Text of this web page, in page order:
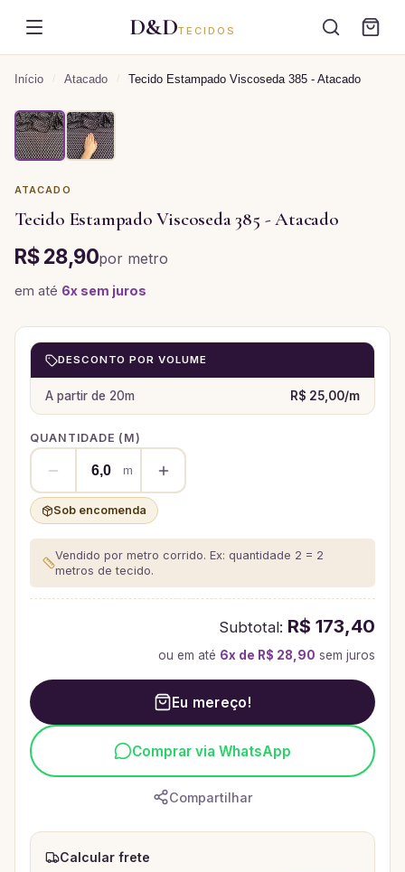
D&DTECIDOS
Início / Atacado / Tecido Estampado Viscoseda 385 - Atacado
ATACADO
Tecido Estampado Viscoseda 385 - Atacado
R$ 28,90por metro
em até 6x sem juros
DESCONTO POR VOLUME
A partir de 20m R$ 25,00/m
QUANTIDADE ( M)
m
Sob encomenda
Vendido por metro corrido. Ex: quantidade 2 = 2
metros de tecido.
Subtotal: R$ 173,40
ou em até 6x de R$ 28,90 sem juros
Eu mereço!
Comprar via WhatsApp
Compartilhar
Calcular frete